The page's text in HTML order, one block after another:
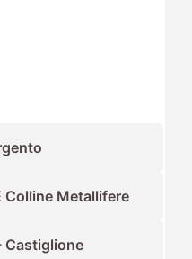
Colline Metallifere
Castiglione